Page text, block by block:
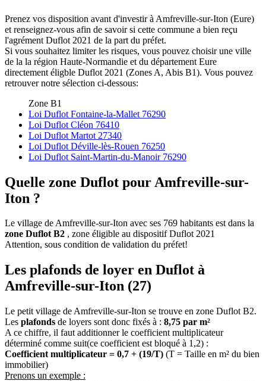
Prenez vos disposition avant d'investir à Amfreville-sur-Iton (Eure)
et renseignez-vous afin de savoir si cette commune a bien reçu
l'agrément Duflot 2021 de la part du préfet.
Si vous souhaitez limiter les risques, vous pouvez choisir une ville
de la la région Haute-Normandie et du département Eure
directement éligble Duflot 2021 (Zones A, Abis B1). Vous pouvez
retrouver notre sélection ci-dessous:
Zone B1
Loi Duflot Fontaine-la-Mallet 76290
Loi Duflot Cléon 76410
Loi Duflot Martot 27340
Loi Duflot Déville-lès-Rouen 76250
Loi Duflot Saint-Martin-du-Manoir 76290
Quelle zone Duflot pour Amfreville-sur-
Iton ?
Le village de Amfreville-sur-Iton avec ses 769 habitants est dans la
zone Duflot B2 , zone éligible au dispositif Duflot 2021
Attention, sous condition de validation du préfet!
Les plafonds de loyer en Duflot à
Amfreville-sur-Iton (27)
Le petit village de Amfreville-sur-Iton se trouve en zone Duflot B2.
Les plafonds de loyers sont donc fixés à : 8,75 par m²
A ce chiffre, il faut additionner le coefficient multiplicateur
déterminé comme suit(ce coefficient est bloqué à 1,2) :
Coefficient multiplicateur = 0,7 + (19/T) (T = Taille en m² du bien
immobilier)
Prenons un exemple :